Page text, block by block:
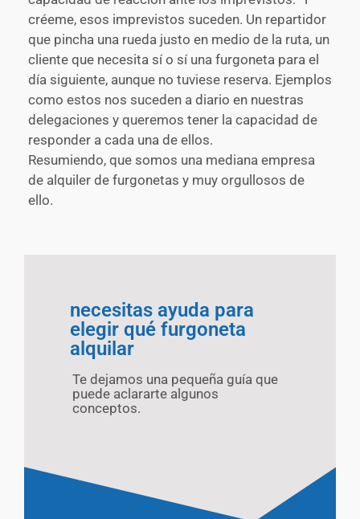
créeme, esos imprevistos suceden. Un repartidor
que pincha una rueda justo en medio de la ruta, un
cliente que necesita sí o sí una furgoneta para el
día siguiente, aunque no tuviese reserva. Ejemplos
como estos nos suceden a diario en nuestras
delegaciones y queremos tener la capacidad de
responder a cada una de ellos.
Resumiendo, que somos una mediana empresa
de alquiler de furgonetas y muy orgullosos de
ello.
necesitas ayuda para
elegir qué furgoneta
alquilar
Te dejamos una pequeña guía que
puede aclararte algunos
conceptos.